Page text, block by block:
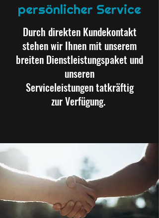
persönlicher Service
Durch direkten Kundekontakt
stehen wir Ihnen mit unserem
breiten Dienstleistungspaket und
unseren
Serviceleistungen tatkräftig
zur Verfügung.